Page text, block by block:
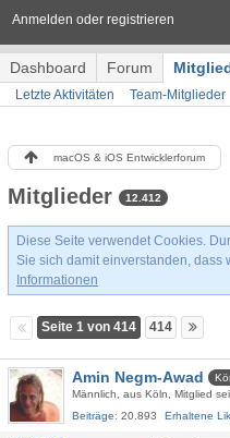
Anmelden oder registrieren
Dashboard Forum
Letzte Aktivitäten Team-Mitglieder
macOS & iOS Entwicklerforum
Mitglieder 12.412
Diese Seite verwendet Cookies.
Sie sich damit einverstanden, dass
Informationen
Seite 1 von 414 414
Amin Negm-Awad
Männlich
aus Köln
Mitglied
Beiträge
20.893 Erhaltene